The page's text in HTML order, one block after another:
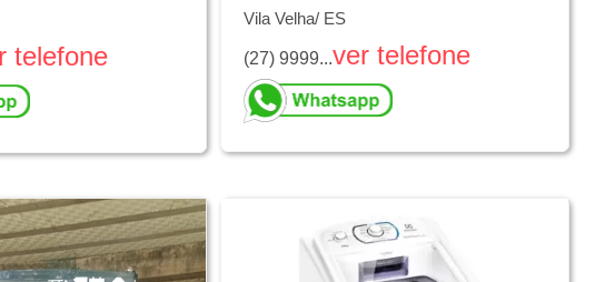
telefone
Vila Velha/ ES
(27) 9999...ver telefone